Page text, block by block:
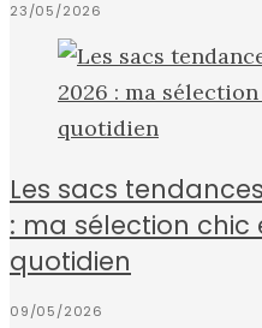
23/05/2026
Les sacs
: ma sélection
quotidien
09/05/2026